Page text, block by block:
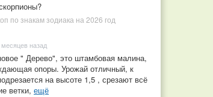
по знакам зодиака на 2026 год
назад
" Дерево", это штамбовая малина,
опоры. Урожай отличный, к
на высоте 1,5 , срезают всё
ветки, ещё